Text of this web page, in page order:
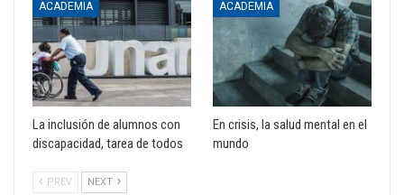
ACADEMIA
La inclusión de alumnos con
discapacidad, tarea de todos
ACADEMIA
En crisis, la salud mental en el
mundo
PREV NEXT